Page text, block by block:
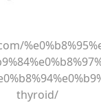
thyroid/